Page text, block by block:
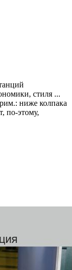
стиля ...
ниже колпака
по-этому,